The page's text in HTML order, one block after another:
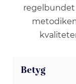
regelbundet
Betyg